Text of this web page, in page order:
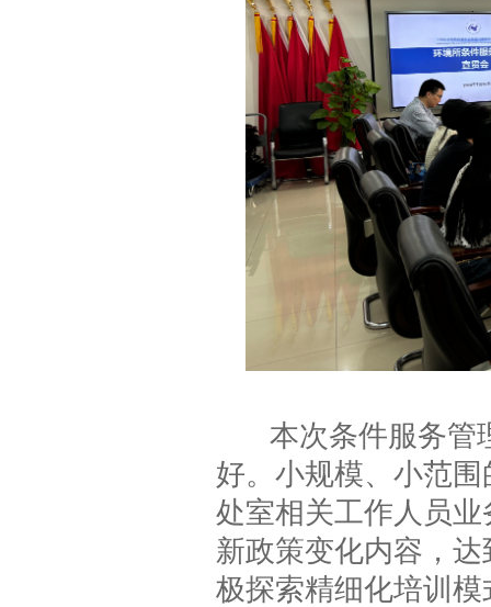
本次条件服务管
好。小规模、小范
处室相关工作人员
新政策变化内容，
极探索精细化培训